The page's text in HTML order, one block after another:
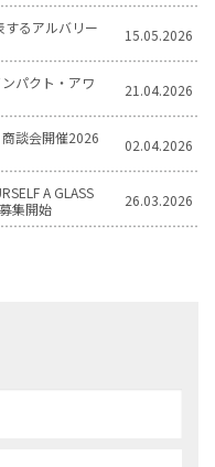
するアルバリー
15.05.2026
パクト・アワ
21.04.2026
談会開催2026
02.04.2026
A GLASS
集開始
26.03.2026